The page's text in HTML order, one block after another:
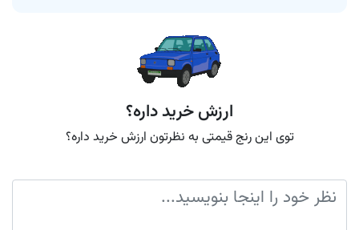
ارزش خرید داره؟
توی این رنج قیمتی به نظرتون ارزش خرید داره؟